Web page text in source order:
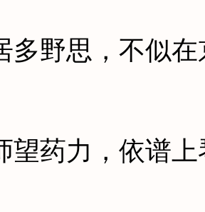
思，不似在
力，依谱上